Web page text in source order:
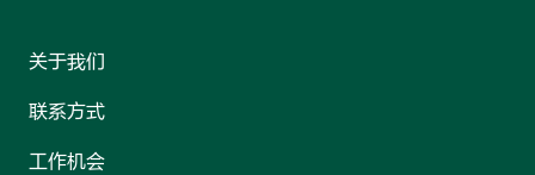
关于我们
联系方式
工作机会